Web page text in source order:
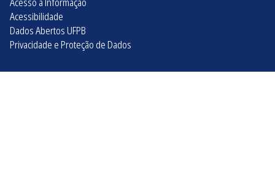
Acessibilidade
Dados Abertos UFPB
Privacidade e Proteção de Dados